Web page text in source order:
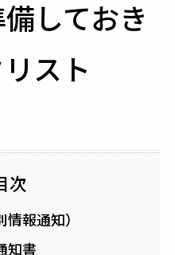
しておき
スト
次
報通知）
知書